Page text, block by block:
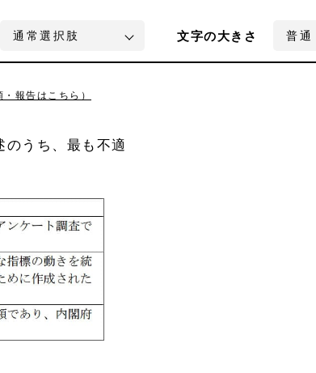
文字の大きさ
・報告はこちら）
のうち、最も不適